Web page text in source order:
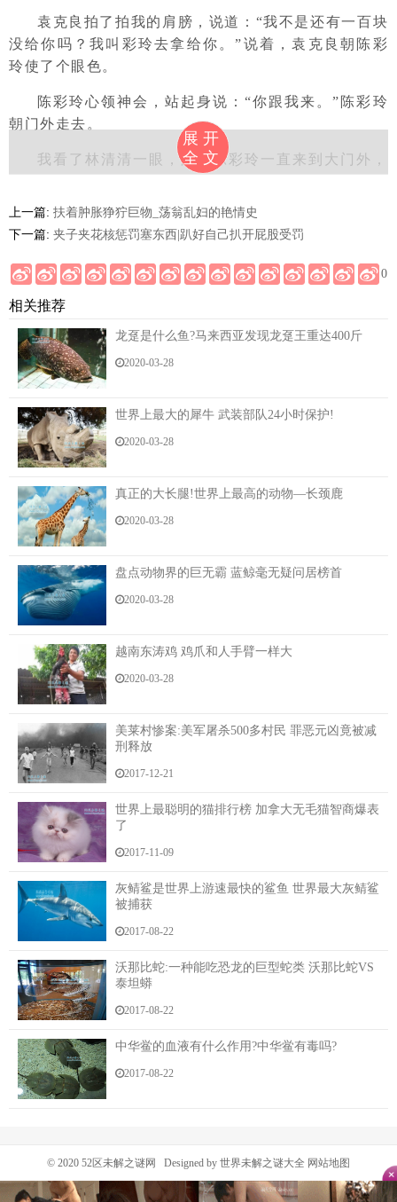
袁克良拍了拍我的肩膀，说道：“我不是还有一百块
没给你吗？我叫彩玲去拿给你。”说着，袁克良朝陈彩
玲使了个眼色。
陈彩玲心领神会，站起身说：“你跟我来。”陈彩玲
朝门外走去。
我看了林清清一眼，跟着陈彩玲一直来到大门外，
今晚陈彩玲穿着一套白色包的臀短裙，将她一对翘
臀勾勒得唯美唯俏，两条又白又嫩的大腿修长笔直，看
得我暗暗称赞，真不亏是咱村三朵村花之一，跟电视里
的女明星平分秋色。
肠。
我很清楚，表面上她是来给我那一百块钱，实际，
想到接下来要和陈彩玲做的事，我的心不由怦怦直
跳。
来到了小车旁边，陈彩玲拉开了后座的车门，对我
说道：“你先上车。”
“你不是给我那一百块钱吗？直接给我就好了，干嘛
还要上车？？”我明知故问。
陈彩玲答道：“我想去买点东西，你陪我去吧。买完
东西回来，我就给你钱。”
她这是要将我引开吗？
这样以来，林清清岂不是危险了？
“我不去。”我直接拒绝了，“这么晚了，你还要买什
么东西？”
回来了。好不好嘛？”陈彩玲抱着我的胳臂左右摇晃，
有意朝她胸前鼓鼓的地方碰去。
“嘿嘿。”陈彩玲偷偷一笑，也钻进车里，启动车子
朝院外驶去。
我生平第一次坐小车，感觉坐在里面非常舒服。想
到等会儿陈彩玲会跟我在车里做那种事，我心里就一阵
激动。
“把你从袁克良那儿顺来的药剂拿出来，在车子里喷
一喷。”清水仙子突然说道。
我拿出那个瓶子，这瓶子是白色的，较小，上面印
见陈彩玲没注意到我，我轻轻地摇了摇那瓶药剂，
展开
全文
上一篇: 扶着肿胀狰狞巨物_荡翁乱妇的艳情史
下一篇: 夹子夹花核惩罚塞东西|趴好自己扒开屁股受罚
0
相关推荐
龙趸是什么鱼?马来西亚发现龙趸王重达400斤
2020-03-28
世界上最大的犀牛 武装部队24小时保护!
2020-03-28
真正的大长腿!世界上最高的动物—长颈鹿
2020-03-28
盘点动物界的巨无霸 蓝鲸毫无疑问居榜首
2020-03-28
越南东涛鸡 鸡爪和人手臂一样大
2020-03-28
美莱村惨案:美军屠杀500多村民 罪恶元凶竟被减
刑释放
2017-12-21
世界上最聪明的猫排行榜 加拿大无毛猫智商爆表
了
2017-11-09
灰鲭鲨是世界上游速最快的鲨鱼 世界最大灰鲭鲨
被捕获
2017-08-22
沃那比蛇:一种能吃恐龙的巨型蛇类 沃那比蛇VS
泰坦蟒
2017-08-22
中华鲎的血液有什么作用?中华鲎有毒吗?
2017-08-22
© 2020 52区未解之谜网 Designed by 世界未解之谜大全 网站地图